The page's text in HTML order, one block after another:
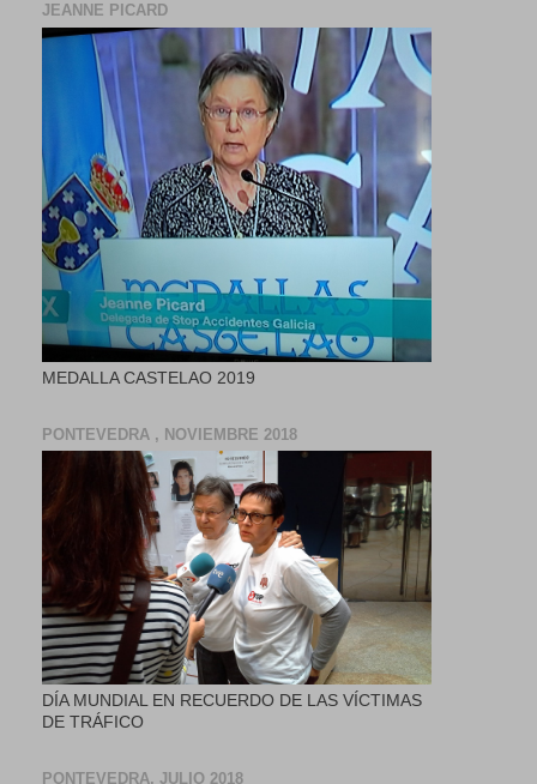
JEANNE PICARD
MEDALLA CASTELAO 2019
PONTEVEDRA , NOVIEMBRE 2018
DÍA MUNDIAL EN RECUERDO DE LAS VÍCTIMAS
DE TRÁFICO
PONTEVEDRA, JULIO 2018